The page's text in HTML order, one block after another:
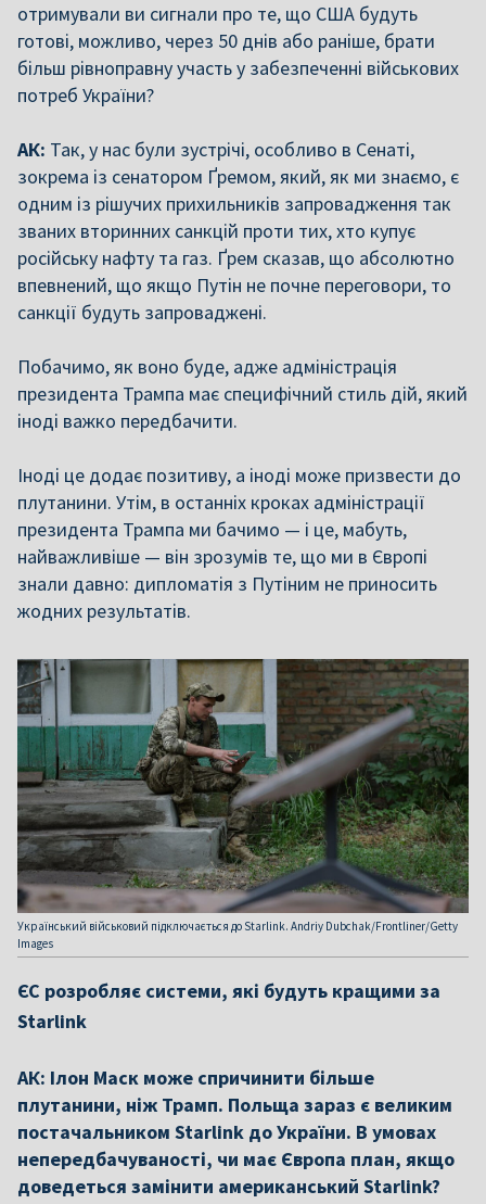
отримували ви сигнали про те, що США будуть
готові, можливо, через 50 днів або раніше, брати
більш рівноправну участь у забезпеченні військових
потреб України?
АК: Так, у нас були зустрічі, особливо в Сенаті,
зокрема із сенатором Ґремом, який, як ми знаємо, є
одним із рішучих прихильників запровадження так
званих вторинних санкцій проти тих, хто купує
російську нафту та газ. Ґрем сказав, що абсолютно
впевнений, що якщо Путін не почне переговори, то
санкції будуть запроваджені.
Побачимо, як воно буде, адже адміністрація
президента Трампа має специфічний стиль дій, який
іноді важко передбачити.
Іноді це додає позитиву, а іноді може призвести до
плутанини. Утім, в останніх кроках адміністрації
президента Трампа ми бачимо — і це, мабуть,
найважливіше — він зрозумів те, що ми в Європі
знали давно: дипломатія з Путіним не приносить
жодних результатів.
Український військовий підключається до Starlink. Andriy Dubchak/Frontliner/Getty
Images
ЄС розробляє системи, які будуть кращими за
Starlink
АК: Ілон Маск може спричинити більше
плутанини, ніж Трамп. Польща зараз є великим
постачальником Starlink до України. В умовах
непередбачуваності, чи має Європа план, якщо
доведеться замінити американський Starlink?